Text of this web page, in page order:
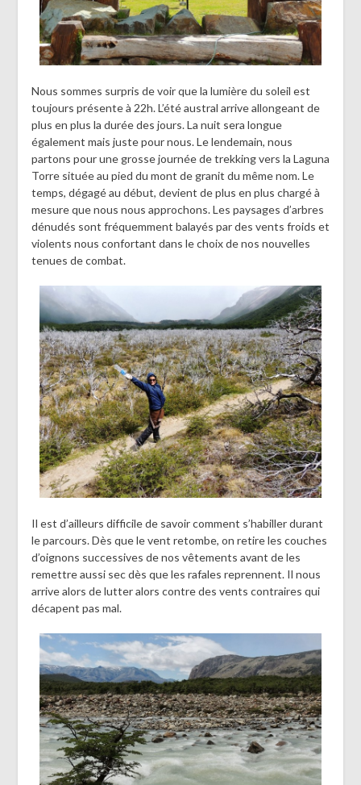
Nous sommes surpris de voir que la lumière du soleil est
toujours présente à 22h. L’été austral arrive allongeant de
plus en plus la durée des jours. La nuit sera longue
également mais juste pour nous. Le lendemain, nous
partons pour une grosse journée de trekking vers la Laguna
Torre située au pied du mont de granit du même nom. Le
temps, dégagé au début, devient de plus en plus chargé à
mesure que nous nous approchons. Les paysages d’arbres
dénudés sont fréquemment balayés par des vents froids et
violents nous confortant dans le choix de nos nouvelles
tenues de combat.
Il est d’ailleurs difficile de savoir comment s’habiller durant
le parcours. Dès que le vent retombe, on retire les couches
d’oignons successives de nos vêtements avant de les
remettre aussi sec dès que les rafales reprennent. Il nous
arrive alors de lutter alors contre des vents contraires qui
décapent pas mal.